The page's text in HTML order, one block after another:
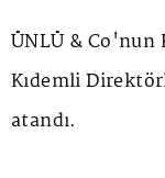
ÜNLÜ & Co'nun
Kıdemli
atandı.